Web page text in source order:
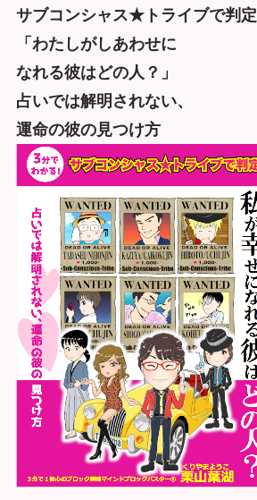
サブコンシャス★トライブで判定
「わたしがしあわせに
なれる彼はどの人？」
占いでは解明されない、
運命の彼の見つけ方